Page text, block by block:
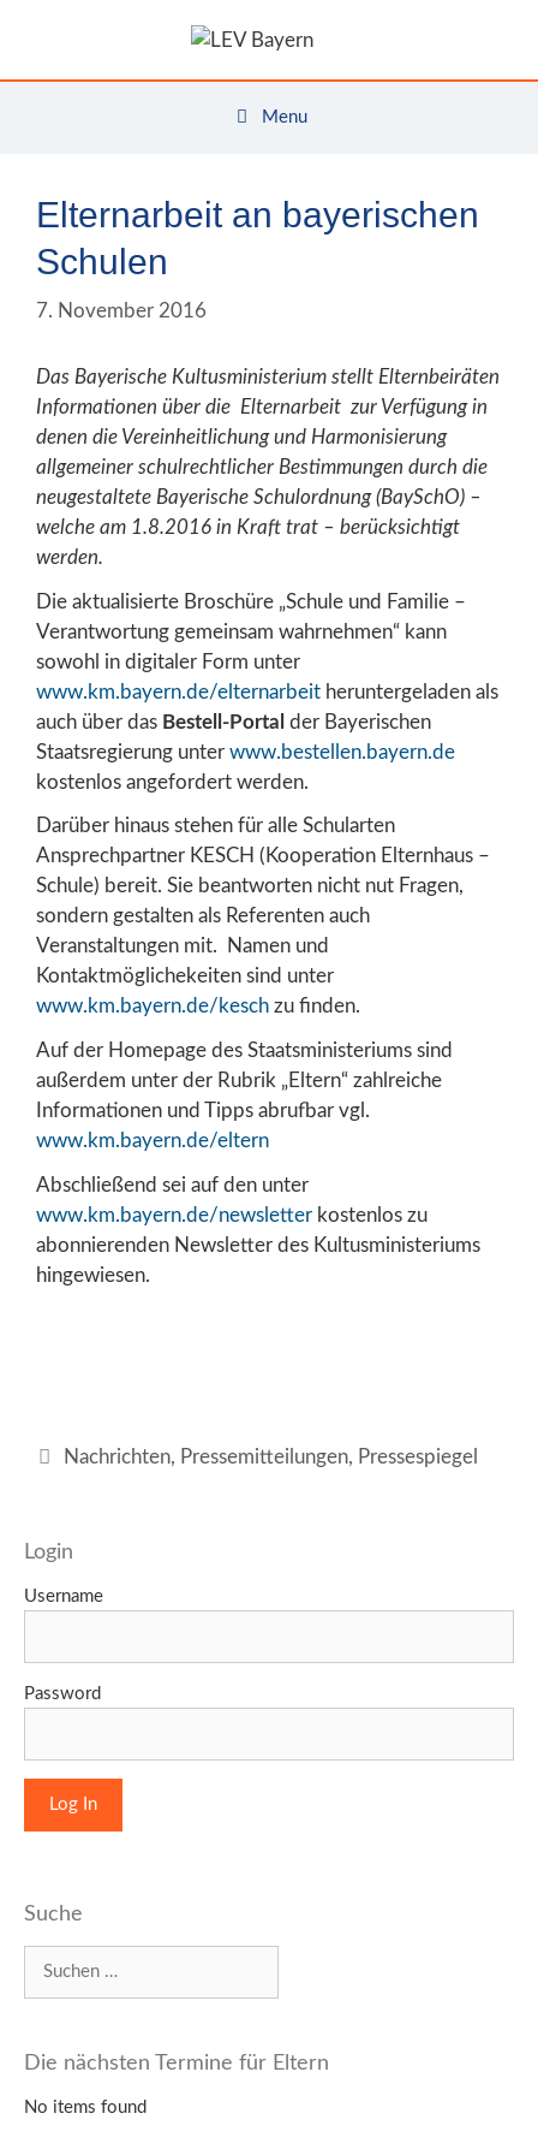
Menu
Elternarbeit an bayerischen
Schulen
7. November 2016
Das Bayerische Kultusministerium stellt Elternbeiräten
Informationen über die Elternarbeit zur Verfügung in
denen die Vereinheitlichung und Harmonisierung
allgemeiner schulrechtlicher Bestimmungen durch die
neugestaltete Bayerische Schulordnung (BaySchO) –
welche am 1.8.2016 in Kraft trat – berücksichtigt
werden.
Die aktualisierte Broschüre „Schule und Familie –
Verantwortung gemeinsam wahrnehmen“ kann
sowohl in digitaler Form unter
www.km.bayern.de/elternarbeit heruntergeladen als
auch über das Bestell-Portal der Bayerischen
Staatsregierung unter www.bestellen.bayern.de
kostenlos angefordert werden.
Darüber hinaus stehen für alle Schularten
Ansprechpartner KESCH (Kooperation Elternhaus –
Schule) bereit. Sie beantworten nicht nut Fragen,
sondern gestalten als Referenten auch
Veranstaltungen mit. Namen und
Kontaktmöglichekeiten sind unter
www.km.bayern.de/kesch zu finden.
Auf der Homepage des Staatsministeriums sind
außerdem unter der Rubrik „Eltern“ zahlreiche
Informationen und Tipps abrufbar vgl.
www.km.bayern.de/eltern
Abschließend sei auf den unter
www.km.bayern.de/newsletter kostenlos zu
abonnierenden Newsletter des Kultusministeriums
hingewiesen.
Kategorien
Nachrichten, Pressemitteilungen, Pressespiegel
Login
Username
Password
Suche
Die nächsten Termine für Eltern
No items found